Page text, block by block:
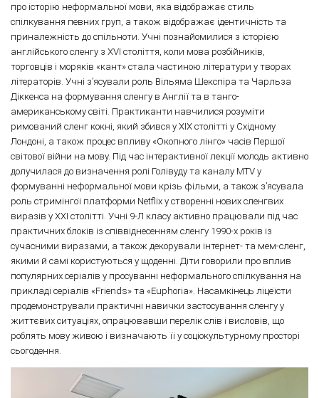
про історію неформальної мови, яка відображає стиль
спілкування певних груп, а також відображає ідентичність та
приналежність до спільноти. Учні познайомилися з історією
англійського сленгу з XVI століття, коли мова розбійників,
торговців і моряків «кант» стала частиною літератури у творах
літераторів. Учні зʼясували роль Вільяма Шекспіра та Чарльза
Діккенса на формування сленгу в Англії та в танго-
американському світі. Практиканти навчилися розуміти
римований сленг кокні, який збився у ХІХ столітті у Східному
Лондоні, а також процес впливу «Окопного лінго» часів Першої
світової війни на мову. Під час інтерактивної лекції молодь активно
долучилася до визначення ролі Голівуду та каналу MTV у
формуванні неформальної мови крізь фільми, а також зʼясувала
роль стримінгої платформи Netflix у створенні нових сленгвих
виразів у ХХІ столітті. Учні 9-Л класу активно працювали під час
практичних блоків із співвіднесенням сленгу 1990-х років із
сучасними виразами, а також декорували інтернет- та мем-сленг,
якими й самі користуються у щоденні. Діти говорили про вплив
популярних серіалів у просуванні неформального спілкування на
прикладі серіалів «Friends» та «Euphoria». Насамкінець ліцеїсти
продемонстрували практичні навички застосування сленгу у
життєвих ситуаціях, опрацювавши перелік слів і висловів, що
роблять мову живою і визначають її у соціокультурному просторі
сьогодення.